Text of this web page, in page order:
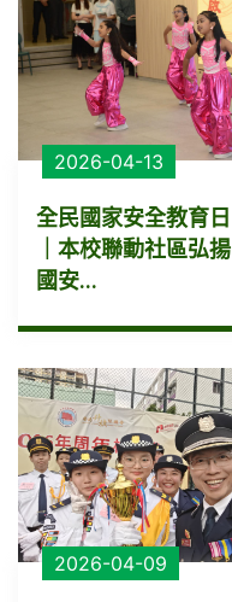
2026-04-13
全民國家安全教育日
｜本校聯動社區弘揚
國安...
2026-04-09